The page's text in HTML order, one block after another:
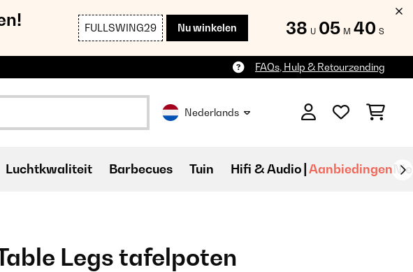
FULLSWING29 Nu winkelen 38 U 05 M 38 S
FAQs, Hulp & Retourzending
Nederlands
Luchtkwaliteit Barbecues Tuin Hifi & Audio Aanbiedingen
Legs tafelpoten